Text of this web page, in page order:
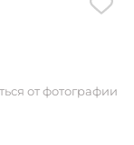
от фотографии